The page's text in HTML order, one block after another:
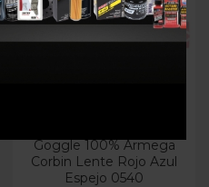
Goggle 100% Armega
Corbin Lente Rojo Azul
Espejo 0540